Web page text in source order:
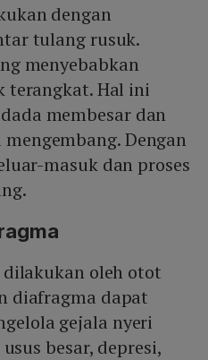
dengan
tulang rusuk.
menyebabkan
terangkat. Hal ini
membesar dan
Dengan
masuk dan proses
dilakukan oleh otot
diafragma dapat
gejala nyeri
besar, depresi,